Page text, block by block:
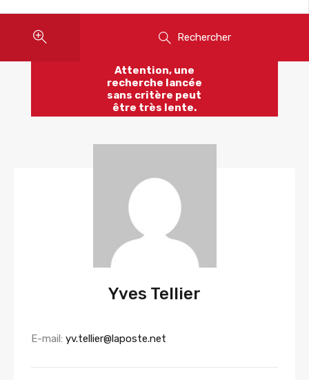
Rechercher
Attention, une
recherche lancée
sans critère peut
être très lente.
Yves Tellier
E-mail: yv.tellier@laposte.net